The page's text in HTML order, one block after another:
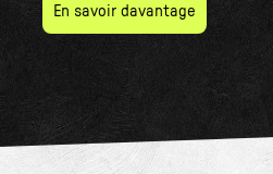
En savoir davantage